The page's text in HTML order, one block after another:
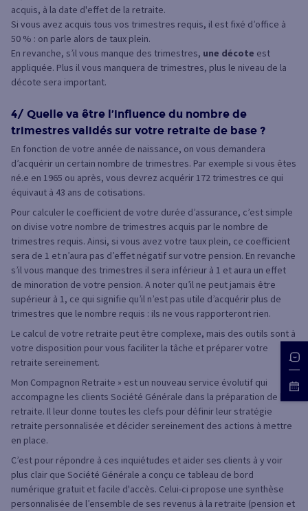
acquis, à la date d'effet de la retraite.
Si vous avez acquis tous vos trimestres requis, il est fixé d’office à
50 % : on parle alors de taux plein.
En revanche, s’il vous manque des trimestres, une décote est
appliquée. Plus il vous manquera de trimestres, plus le niveau de la
décote sera important.
4/ Quelle va être l’influence du nombre de
trimestres validés sur votre retraite de base ?
En fonction de votre année de naissance, on vous demandera
d’acquérir un certain nombre de trimestres. Par exemple si vous êtes
né.e en 1965 ou après, vous devrez acquérir 172 trimestres ce qui
équivaut à 43 ans de cotisations.
Pour calculer le coefficient de votre durée d’assurance, c’est simple
on divise votre nombre de trimestres acquis par le nombre de
trimestres requis. Ainsi, si vous avez votre taux plein, ce coefficient
sera de 1 et n’aura pas d’effet négatif sur votre pension. En revanche
s’il vous manque des trimestres il sera inférieur à 1 et aura un effet
de minoration de votre pension. A noter qu’il ne peut jamais être
supérieur à 1, ce qui signifie qu’il n’est pas utile d’acquérir plus de
trimestres que le nombre requis : ils ne vous rapporteront rien.
Le calcul de votre retraite peut être complexe, mais des outils sont à
votre disposition pour vous faciliter la tâche et préparer votre
retraite sereinement.
Mon Compagnon Retraite » est un nouveau service évolutif qui
accompagne les clients Société Générale dans la préparation de leur
retraite. Il leur donne toutes les clefs pour définir leur stratégie
retraite personnalisée et décider sereinement des actions à mettre
en place.
C’est pour répondre à ces inquiétudes et aider ses clients à y voir
plus clair que Société Générale a conçu ce tableau de bord
numérique gratuit et facile d'accès. Celui-ci propose une synthèse
personnalisée de l’ensemble de ses revenus à la retraite (pension et